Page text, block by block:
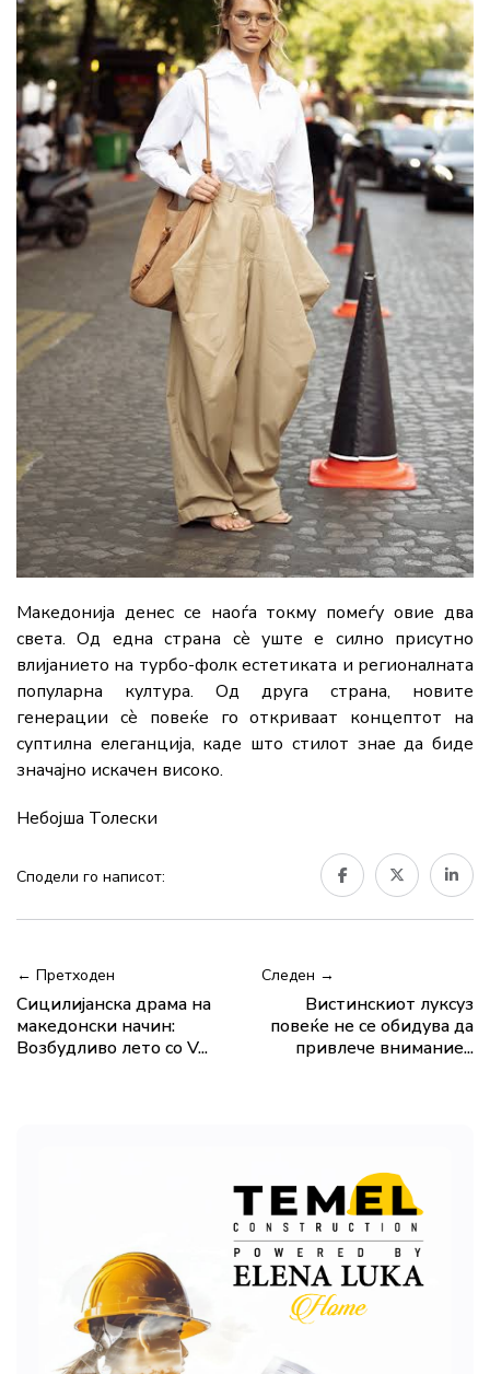
Македонија денес се наоѓа токму помеѓу овие два
света. Од една страна сè уште е силно присутно
влијанието на турбо-фолк естетиката и регионалната
популарна култура. Од друга страна, новите
генерации сè повеќе го откриваат концептот на
суптилна елеганција, каде што стилот знае да биде
значајно искачен високо.
Небојша Толески
Сподели го написот:
← Претходен
Сицилијанска драма на
македонски начин:
Возбудливо лето со V...
Следен →
Вистинскиот луксуз
повеќе не се обидува да
привлече внимание...